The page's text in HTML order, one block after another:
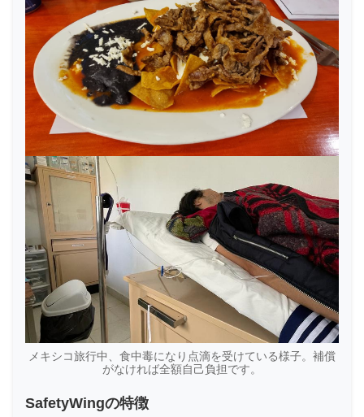
メキシコ旅行中、食中毒になり点滴を受けている様子。補償
がなければ全額自己負担です。
SafetyWingの特徴